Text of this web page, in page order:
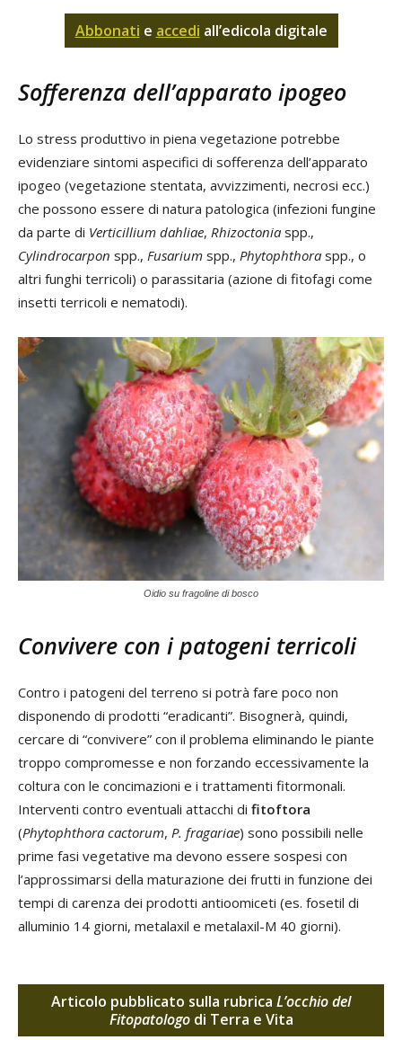
Abbonati e accedi all’edicola digitale
Sofferenza dell’apparato ipogeo
Lo stress produttivo in piena vegetazione potrebbe
evidenziare sintomi aspecifici di sofferenza dell’apparato
ipogeo (vegetazione stentata, avvizzimenti, necrosi ecc.)
che possono essere di natura patologica (infezioni fungine
da parte di Verticillium dahliae, Rhizoctonia spp.,
Cylindrocarpon spp., Fusarium spp., Phytophthora spp., o
altri funghi terricoli) o parassitaria (azione di fitofagi come
insetti terricoli e nematodi).
Oidio su fragoline di bosco
Convivere con i patogeni terricoli
Contro i patogeni del terreno si potrà fare poco non
disponendo di prodotti “eradicanti”. Bisognerà, quindi,
cercare di “convivere” con il problema eliminando le piante
troppo compromesse e non forzando eccessivamente la
coltura con le concimazioni e i trattamenti fitormonali.
Interventi contro eventuali attacchi di fitoftora
(Phytophthora cactorum, P. fragariae) sono possibili nelle
prime fasi vegetative ma devono essere sospesi con
l’approssimarsi della maturazione dei frutti in funzione dei
tempi di carenza dei prodotti antioomiceti (es. fosetil di
alluminio 14 giorni, metalaxil e metalaxil-M 40 giorni).
Articolo pubblicato sulla rubrica L’occhio del
Fitopatologodi Terra e Vita